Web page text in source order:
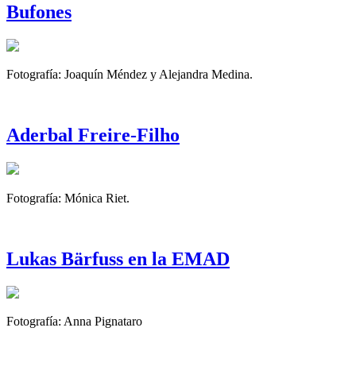
Bufones
Fotografía: Joaquín Méndez y Alejandra Medina.
Aderbal Freire-Filho
Fotografía: Mónica Riet.
Lukas Bärfuss en la EMAD
Fotografía: Anna Pignataro